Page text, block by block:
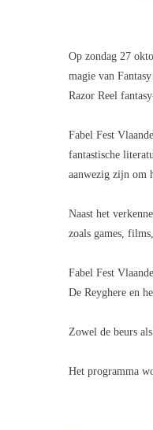
Op zondag 27
magie van
Razor Reel
Fabel Fest
fantastische
aanwezig zijn om
Naast het
zoals games,
Fabel Fest
De Reyghere en
Zowel de beurs
Het programma